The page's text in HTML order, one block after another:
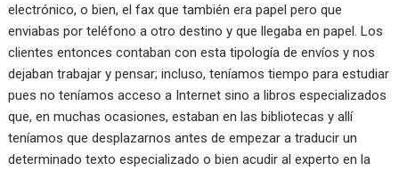
electrónico, o bien, el fax que también era papel pero que
enviabas por teléfono a otro destino y que llegaba en papel. Los
clientes entonces contaban con esta tipología de envíos y nos
dejaban trabajar y pensar; incluso, teníamos tiempo para estudiar
pues no teníamos acceso a Internet sino a libros especializados
que, en muchas ocasiones, estaban en las bibliotecas y allí
teníamos que desplazarnos antes de empezar a traducir un
determinado texto especializado o bien acudir al experto en la